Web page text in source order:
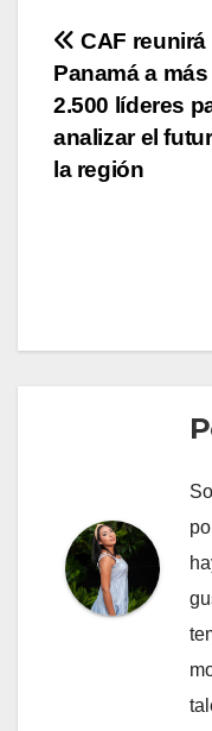
de
entradas
CAF reunirá
Panamá a
2.500 líderes
analizar el
la región